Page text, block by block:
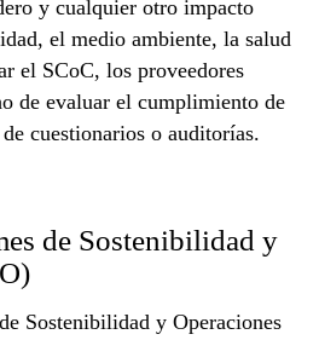
y cualquier otro impacto
el medio ambiente, la salud
el SCoC, los proveedores
de evaluar el cumplimiento de
cuestionarios o auditorías.
de Sostenibilidad y
Sostenibilidad y Operaciones